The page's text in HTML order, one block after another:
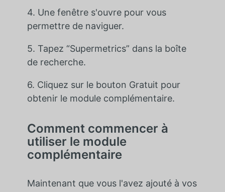
4. Une fenêtre s'ouvre pour vous
permettre de naviguer.
5. Tapez “Supermetrics” dans la boîte
de recherche.
6. Cliquez sur le bouton Gratuit pour
obtenir le module complémentaire.
Comment commencer à
utiliser le module
complémentaire
Maintenant que vous l'avez ajouté à vos